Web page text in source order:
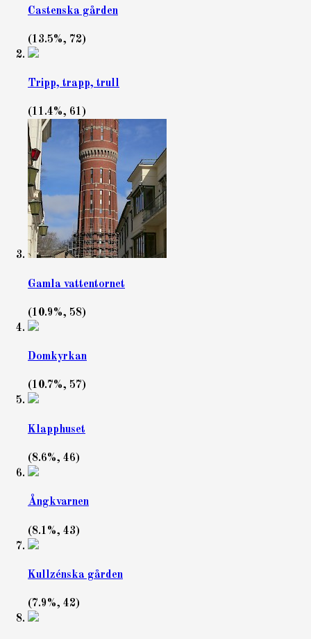
Castenska gården
(13.5%, 72)
Tripp, trapp, trull
(11.4%, 61)
Gamla vattentornet
(10.9%, 58)
Domkyrkan
(10.7%, 57)
Klapphuset
(8.6%, 46)
Ångkvarnen
(8.1%, 43)
Kullzénska gården
(7.9%, 42)